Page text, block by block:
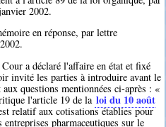
2002.
en réponse, par lettre
a déclaré l'affaire en état et fixé
invité les parties à introduire avant le
questions mentionnées ci-après : «
l'article 19 de la loi du 10 août
relatif aux cotisations établies pour
entreprises pharmaceutiques sur le